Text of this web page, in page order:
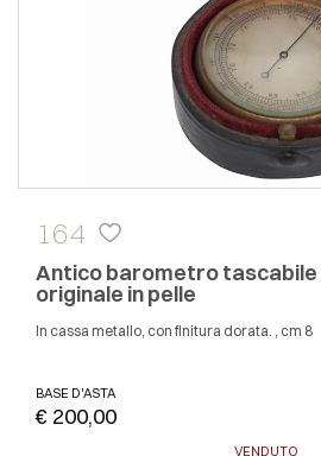
164
Antico barometro tascabile
originale in pelle
In cassa metallo, con finitura dorata. , cm 8
BASE D'ASTA
€ 200,00
VENDUTO